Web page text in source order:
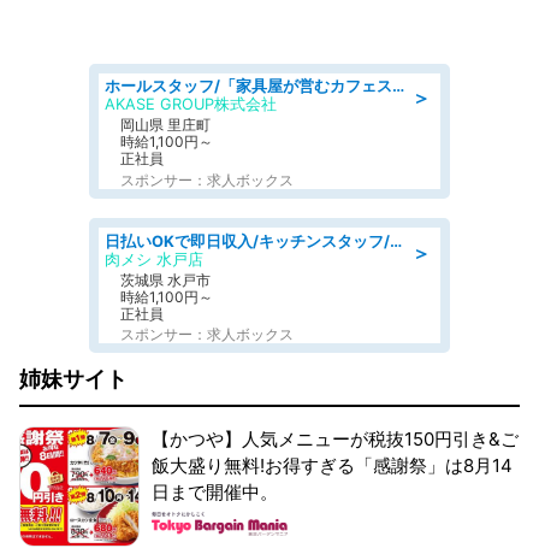
＞
ホールスタッフ/「家具屋が営むカフェスタッフ!」週2日～OK!嬉しいまかない付き/岡山県/浅口郡里庄町
AKASE GROUP株式会社
岡山県 里庄町
時給1,100円～
正社員
スポンサー：求人ボックス
＞
日払いOKで即日収入/キッチンスタッフ/「原付免許必須」デリバリー業務など、自己成長可能な幅広い仕事に挑戦!髪型自由&ピアス・ネイルOK/茨城県/水戸市
肉メシ 水戸店
茨城県 水戸市
時給1,100円～
正社員
スポンサー：求人ボックス
姉妹サイト
【かつや】人気メニューが税抜150円引き&ご
飯大盛り無料!お得すぎる「感謝祭」は8月14
日まで開催中。